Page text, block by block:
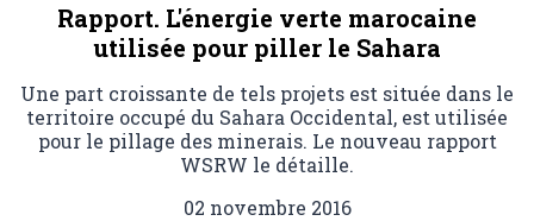
Rapport. L'énergie verte marocaine
utilisée pour piller le Sahara
Une part croissante de tels projets est située dans le
territoire occupé du Sahara Occidental, est utilisée
pour le pillage des minerais. Le nouveau rapport
WSRW le détaille.
02 novembre 2016